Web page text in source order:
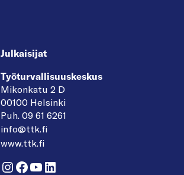
Julkaisijat
Työturvallisuuskeskus
Mikonkatu 2 D
00100 Helsinki
Puh. 09 61 6261
info@ttk.fi
www.ttk.fi
Instagram
Facebook
YouTube
LinkedIn